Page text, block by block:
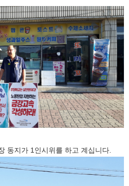
동지가 1인시위를 하고 계십니다.